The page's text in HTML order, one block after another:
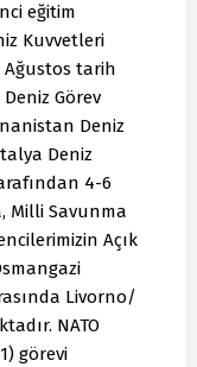
eğitim
Kuvvetleri
tarih
Görev
Deniz
Deniz
4-6
Milli Savunma
Açık
Livorno/
NATO
görevi